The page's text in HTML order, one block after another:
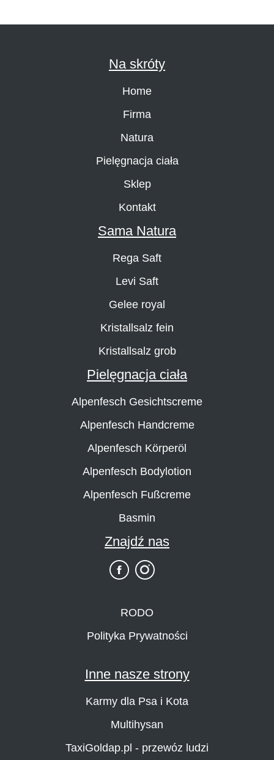
Na skróty
Home
Firma
Natura
Pielęgnacja ciała
Sklep
Kontakt
Sama Natura
Rega Saft
Levi Saft
Gelee royal
Kristallsalz fein
Kristallsalz grob
Pielęgnacja ciała
Alpenfesch Gesichtscreme
Alpenfesch Handcreme
Alpenfesch Körperöl
Alpenfesch Bodylotion
Alpenfesch Fußcreme
Basmin
Znajdź nas
RODO
Polityka Prywatności
Inne nasze strony
Karmy dla Psa i Kota
Multihysan
TaxiGoldap.pl - przewóz ludzi